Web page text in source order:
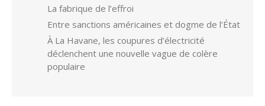
La fabrique de l’effroi
Entre sanctions américaines et dogme de l’État
À La Havane, les coupures d’électricité
déclenchent une nouvelle vague de colère
populaire